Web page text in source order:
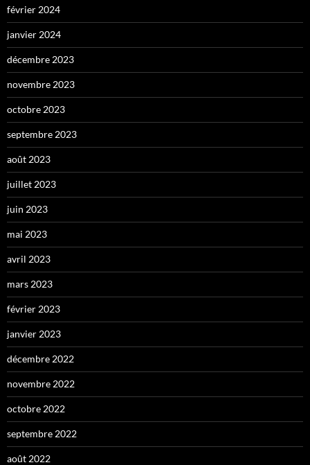
février 2024
janvier 2024
décembre 2023
novembre 2023
octobre 2023
septembre 2023
août 2023
juillet 2023
juin 2023
mai 2023
avril 2023
mars 2023
février 2023
janvier 2023
décembre 2022
novembre 2022
octobre 2022
septembre 2022
août 2022